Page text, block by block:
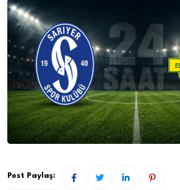
Post Paylaş: